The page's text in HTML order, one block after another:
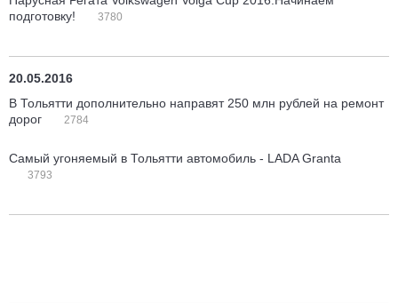
подготовку!
3780
20.05.2016
В Тольятти дополнительно направят 250 млн рублей на ремонт
дорог
2784
Самый угоняемый в Тольятти автомобиль - LADA Granta
3793